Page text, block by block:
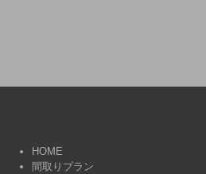
HOME
間取りプラン